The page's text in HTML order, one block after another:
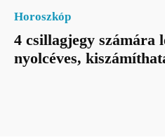
Horoszkóp
4 csillagjegy számára
nyolcéves,